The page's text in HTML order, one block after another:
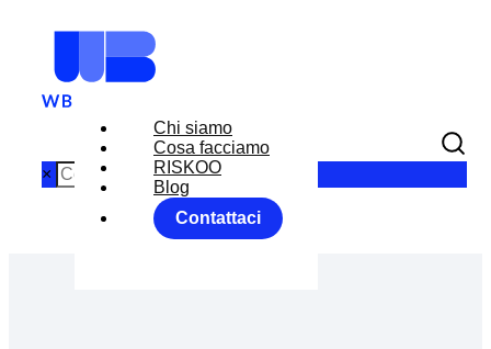
Chi siamo
Cosa facciamo
RISKOO
Blog
Contattaci
×